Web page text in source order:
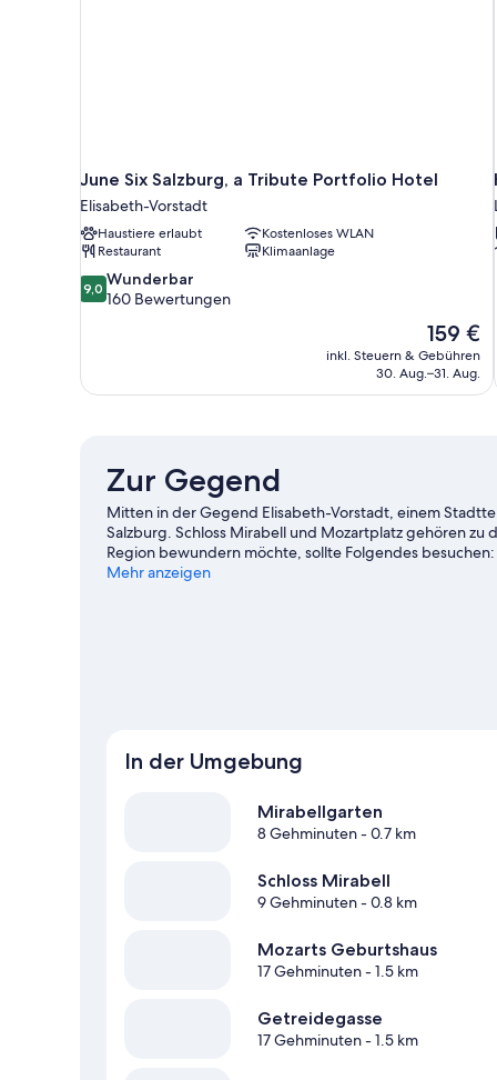
June Six Salzburg, a Tribute Portfolio Hotel
Elisabeth-Vorstadt
Haustiere erlaubt
Kostenloses WLAN
Restaurant
Klimaanlage
9.0
von
Bewertungen
9,0 Wunderbar
160 Bewertungen
Der
Preis
beträgt
159 €
inkl. Steuern & Gebühren
30. Aug.–31. Aug.
Zur Gegend
Mitten in der Gegend Elisabeth-Vorstadt, einem
Salzburg. Schloss Mirabell und Mozartplatz gehören
Region bewundern möchte, sollte Folgendes
Getreidegasse sind zwei weitere empfehlenswerte Orte
Mehr anzeigen
In der Umgebung
Mirabellgarten
8 Gehminuten- 0.7 km
Schloss Mirabell
9 Gehminuten- 0.8 km
Mozarts Geburtshaus
17 Gehminuten- 1.5 km
Getreidegasse
17 Gehminuten- 1.5 km